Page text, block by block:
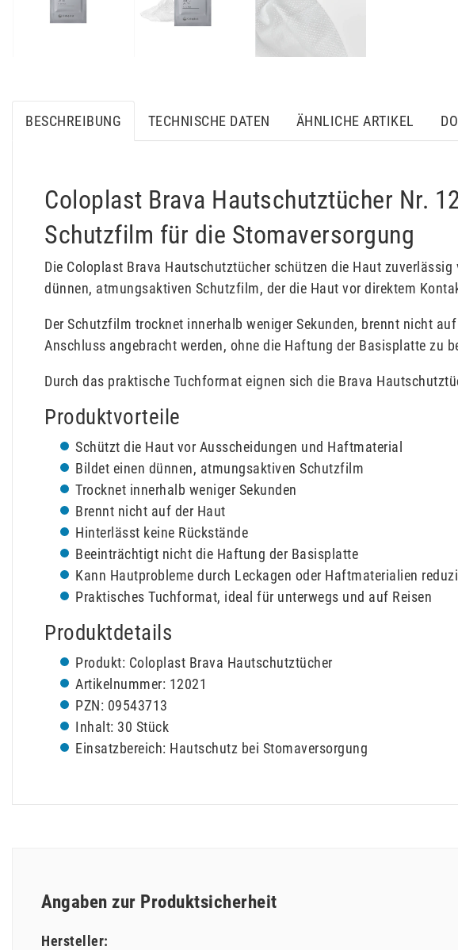
BESCHREIBUNG TECHNISCHE DATEN ÄHNLICHE ARTIKEL
Coloplast Brava Hautschutztücher Nr.
Schutzfilm für die Stomaversorgung
Die Coloplast Brava Hautschutztücher schützen die Haut
dünnen, atmungsaktiven Schutzfilm, der die Haut vor direktem
Der Schutzfilm trocknet innerhalb weniger Sekunden, brennt nicht
Anschluss angebracht werden, ohne die Haftung der Basisplatte zu
Durch das praktische Tuchformat eignen sich die Brava
Produktvorteile
Schützt die Haut vor Ausscheidungen und Haftmaterial
Bildet einen dünnen, atmungsaktiven Schutzfilm
Trocknet innerhalb weniger Sekunden
Brennt nicht auf der Haut
Hinterlässt keine Rückstände
Beeinträchtigt nicht die Haftung der Basisplatte
Kann Hautprobleme durch Leckagen oder Haftmaterialien
Praktisches Tuchformat, ideal für unterwegs und auf Reisen
Produktdetails
Produkt: Coloplast Brava Hautschutztücher
Artikelnummer: 12021
PZN: 09543713
Inhalt: 30 Stück
Einsatzbereich: Hautschutz bei Stomaversorgung
Angaben zur Produktsicherheit
Hersteller: